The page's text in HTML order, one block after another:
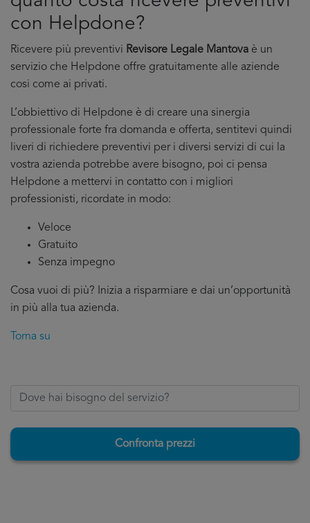
con Helpdone?
Ricevere più preventivi Revisore Legale Mantova è un
servizio che Helpdone offre gratuitamente alle aziende
cosi come ai privati.
L’obbiettivo di Helpdone è di creare una sinergia
professionale forte fra domanda e offerta, sentitevi quindi
liveri di richiedere preventivi per i diversi servizi di cui la
vostra azienda potrebbe avere bisogno, poi ci pensa
Helpdone a mettervi in contatto con i migliori
professionisti, ricordate in modo:
Veloce
Gratuito
Senza impegno
Cosa vuoi di più? Inizia a risparmiare e dai un’opportunità
in più alla tua azienda.
Torna su
Confronta prezzi